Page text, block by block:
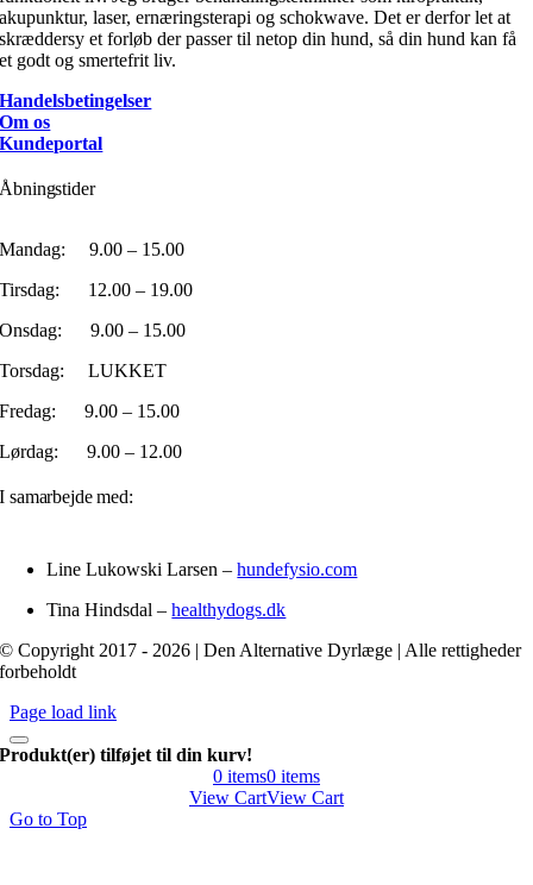
akupunktur, laser, ernæringsterapi og schokwave. Det er derfor let at
skræddersy et forløb der passer til netop din hund, så din hund kan få
et godt og smertefrit liv.
Handelsbetingelser
Om os
Kundeportal
Åbningstider
Mandag: 9.00 – 15.00
Tirsdag: 12.00 – 19.00
Onsdag: 9.00 – 15.00
Torsdag: LUKKET
Fredag: 9.00 – 15.00
Lørdag: 9.00 – 12.00
I samarbejde med:
Line Lukowski Larsen –hundefysio.com
Tina Hindsdal –healthydogs.dk
© Copyright 2017 - 2026 | Den Alternative Dyrlæge | Alle rettigheder
forbeholdt
Page load link
Produkt(er) tilføjet til din kurv!
0 items0 items
View CartView Cart
Go to Top